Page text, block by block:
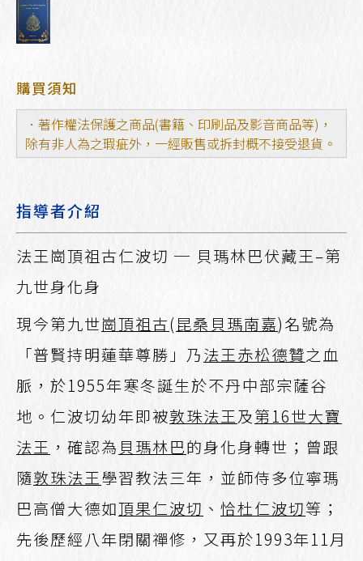
購買須知
．著作權法保護之商品(書籍、印刷品及影音商品等)，
除有非人為之瑕疵外，一經販售或拆封概不接受退貨。
指導者介紹
法王崗頂祖古仁波切 ─ 貝瑪林巴伏藏王–第
九世身化身
現今第九世崗頂祖古(昆桑貝瑪南嘉)名號為
「普賢持明蓮華尊勝」乃法王赤松德贊之血
脈，於1955年寒冬誕生於不丹中部宗薩谷
地。仁波切幼年即被敦珠法王及第16世大寶
法王 ，確認為 貝瑪林巴的身化身轉世；曾跟
隨敦珠法王學習教法三年，並師侍多位寧瑪
巴高僧大德如頂果仁波切 、 恰杜仁波切等；
先後歷經八年閉關禪修，又再於1993年11月